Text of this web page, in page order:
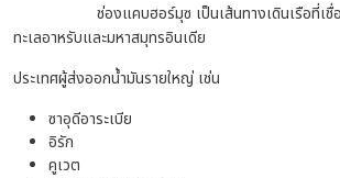
ช่องแคบฮอร์มุซ เป็นเส้นทางเดินเรือที่เ
ทะเลอาหรับและมหาสมุทรอินเดีย
ประเทศผู้ส่งออกน้ำมันรายใหญ่ เช่น
ซาอุดีอาระเบีย
อิรัก
คูเวต